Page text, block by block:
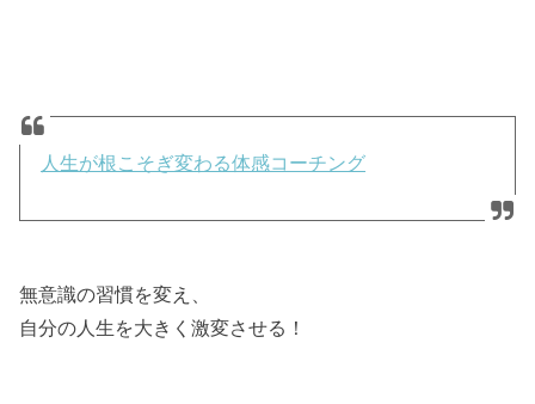
人生が根こそぎ変わる体感コーチング
無意識の習慣を変え、
自分の人生を大きく激変させる！